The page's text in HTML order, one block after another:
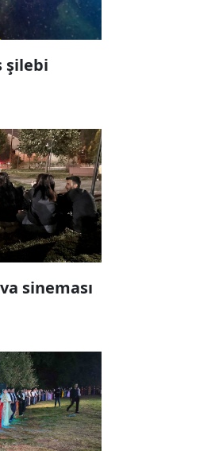
şilebi
sineması